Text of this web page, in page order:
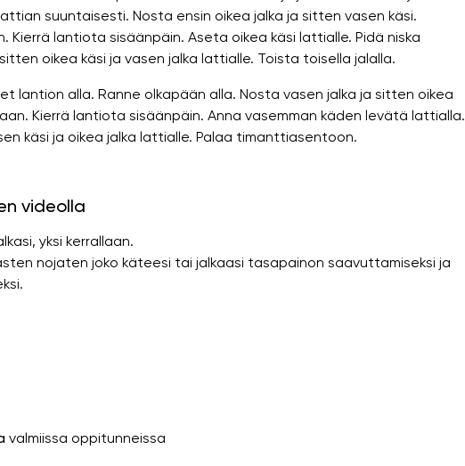
suuntaisesti. Nosta ensin oikea jalka ja sitten vasen käsi.
Kierrä lantiota sisäänpäin. Aseta oikea käsi lattialle. Pidä niska
oikea käsi ja vasen jalka lattialle. Toista toisella jalalla.
lantion alla. Ranne olkapään alla. Nosta vasen jalka ja sitten oikea
Kierrä lantiota sisäänpäin. Anna vasemman käden levätä lattialla.
käsi ja oikea jalka lattialle. Palaa timanttiasentoon.
videolla
yksi kerrallaan.
nojaten joko käteesi tai jalkaasi tasapainon saavuttamiseksi ja
valmiissa oppitunneissa